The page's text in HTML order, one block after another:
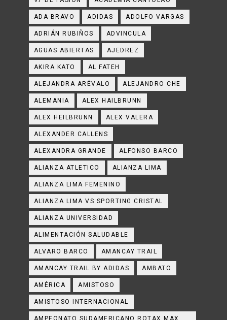
ADA BRAVO ADIDAS ADOLFO VARGAS
ADRIÁN RUBIÑOS ADVINCULA
AGUAS ABIERTAS AJEDREZ
AKIRA KATO AL FATEH
ALEJANDRA ARÉVALO ALEJANDRO CHE
ALEMANIA ALEX HAILBRUNN
ALEX HEILBRUNN ALEX VALERA
ALEXANDER CALLENS
ALEXANDRA GRANDE ALFONSO BARCO
ALIANZA ATLETICO ALIANZA LIMA
ALIANZA LIMA FEMENINO
ALIANZA LIMA VS SPORTING CRISTAL
ALIANZA UNIVERSIDAD
ALIMENTACIÓN SALUDABLE
ALVARO BARCO AMANCAY TRAIL
AMANCAY TRAIL BY ADIDAS AMBATO
AMÉRICA AMISTOSO
AMISTOSO INTERNACIONAL
AMPEONATO SUDAMERICANO ROTAX MAX